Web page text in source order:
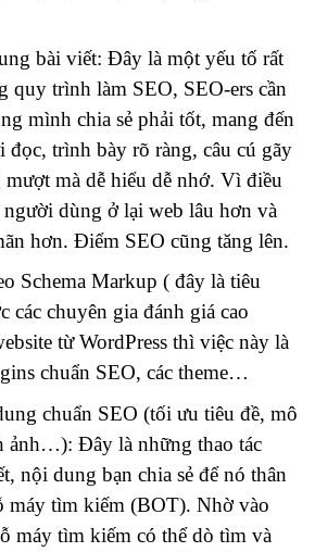
bài viết: Đây là một yếu tố rất
quy trình làm SEO, SEO-ers cần
mình chia sẻ phải tốt, mang đến
đọc, trình bày rõ ràng, câu cú gãy
mà dễ hiểu dễ nhớ. Vì điều
người dùng ở lại web lâu hơn và
hơn. Điểm SEO cũng tăng lên.
Schema Markup ( đây là tiêu
các chuyên gia đánh giá cao
từ WordPress thì việc này là
chuẩn SEO, các theme…
chuẩn SEO (tối ưu tiêu đề, mô
ảnh…): Đây là những thao tác
nội dung bạn chia sẻ để nó thân
máy tìm kiếm (BOT). Nhờ vào
máy tìm kiếm có thể dò tìm và